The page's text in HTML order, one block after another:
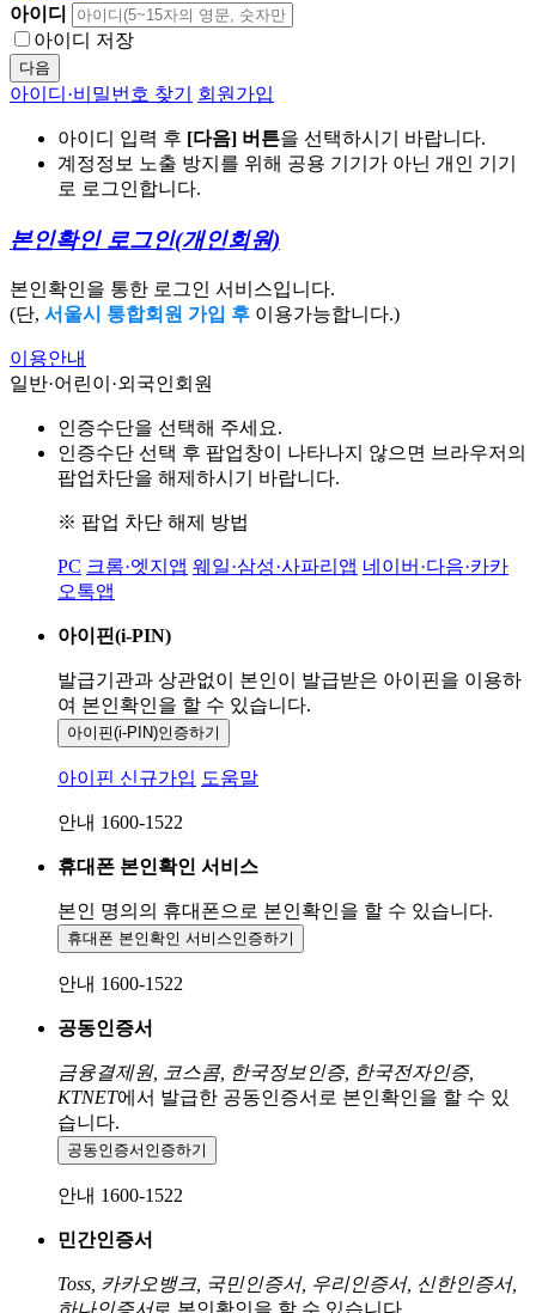
아이디
아이디 저장
다음
아이디·비밀번호 찾기 회원가입
아이디 입력 후 [다음] 버튼을 선택하시기 바랍니다.
계정정보 노출 방지를 위해 공용 기기가 아닌 개인 기기
로 로그인합니다.
본인확인 로그인(개인회원)
본인확인을 통한 로그인 서비스입니다.
(단, 서울시 통합회원 가입 후 이용가능합니다.)
이용안내
일반·어린이·외국인회원
인증수단을 선택해 주세요.
인증수단 선택 후 팝업창이 나타나지 않으면 브라우저의
팝업차단을 해제하시기 바랍니다.
※ 팝업 차단 해제 방법
PC 크롬·엣지앱 웨일·삼성·사파리앱 네이버·다음·카카
오톡앱
아이핀(i-PIN)
발급기관과 상관없이 본인이 발급받은 아이핀을 이용하
여 본인확인을 할 수 있습니다.
아이핀(i-PIN)인증하기
아이핀 신규가입 도움말
안내 1600-1522
휴대폰 본인확인 서비스
본인 명의의 휴대폰으로 본인확인을 할 수 있습니다.
휴대폰 본인확인 서비스인증하기
안내 1600-1522
공동인증서
금융결제원, 코스콤, 한국정보인증, 한국전자인증,
KTNET에서 발급한 공동인증서로 본인확인을 할 수 있
습니다.
공동인증서 인증하기
안내 1600-1522
민간인증서
Toss, 카카오뱅크, 국민인증서, 우리인증서, 신한인증서,